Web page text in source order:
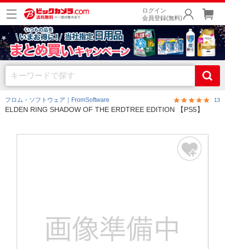
ログイン
会員登録(無料)
フロム・ソフトウェア｜FromSoftware 13
ELDEN RING SHADOW OF THE ERDTREE EDITION 【PS5】